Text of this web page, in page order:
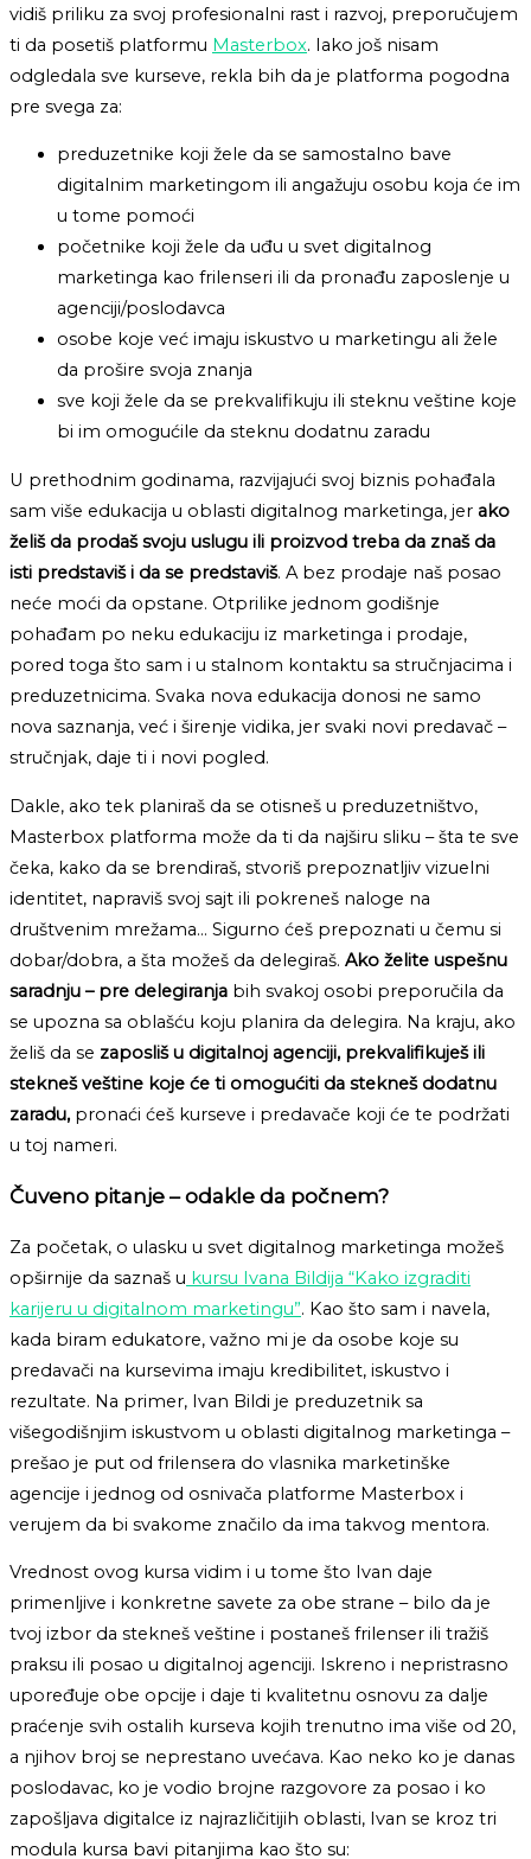
vidiš priliku za svoj profesionalni rast i razvoj, preporučujem
ti da posetiš platformu Masterbox. Iako još nisam
odgledala sve kurseve, rekla bih da je platforma pogodna
pre svega za:
preduzetnike koji žele da se samostalno bave
digitalnim marketingom ili angažuju osobu koja će im
u tome pomoći
početnike koji žele da uđu u svet digitalnog
marketinga kao frilenseri ili da pronađu zaposlenje u
agenciji/poslodavca
osobe koje već imaju iskustvo u marketingu ali žele
da prošire svoja znanja
sve koji žele da se prekvalifikuju ili steknu veštine koje
bi im omogućile da steknu dodatnu zaradu
U prethodnim godinama, razvijajući svoj biznis pohađala
sam više edukacija u oblasti digitalnog marketinga, jer ako
želiš da prodaš svoju uslugu ili proizvod treba da znaš da
isti predstaviš i da se predstaviš. A bez prodaje naš posao
neće moći da opstane. Otprilike jednom godišnje
pohađam po neku edukaciju iz marketinga i prodaje,
pored toga što sam i u stalnom kontaktu sa stručnjacima i
preduzetnicima. Svaka nova edukacija donosi ne samo
nova saznanja, već i širenje vidika, jer svaki novi predavač –
stručnjak, daje ti i novi pogled.
Dakle, ako tek planiraš da se otisneš u preduzetništvo,
Masterbox platforma može da ti da najširu sliku – šta te sve
čeka, kako da se brendiraš, stvoriš prepoznatljiv vizuelni
identitet, napraviš svoj sajt ili pokreneš naloge na
društvenim mrežama… Sigurno ćeš prepoznati u čemu si
dobar/dobra, a šta možeš da delegiraš. Ako želite uspešnu
saradnju – pre delegiranja bih svakoj osobi preporučila da
se upozna sa oblašću koju planira da delegira. Na kraju, ako
želiš da se zaposliš u digitalnoj agenciji, prekvalifikuješ ili
stekneš veštine koje će ti omogućiti da stekneš dodatnu
zaradu, pronaći ćeš kurseve i predavače koji će te podržati
u toj nameri.
Čuveno pitanje – odakle da počnem?
Za početak, o ulasku u svet digitalnog marketinga možeš
opširnije da saznaš u kursu Ivana Bildija “Kako izgraditi
karijeru u digitalnom marketingu”. Kao što sam i navela,
kada biram edukatore, važno mi je da osobe koje su
predavači na kursevima imaju kredibilitet, iskustvo i
rezultate. Na primer, Ivan Bildi je preduzetnik sa
višegodišnjim iskustvom u oblasti digitalnog marketinga –
prešao je put od frilensera do vlasnika marketinške
agencije i jednog od osnivača platforme Masterbox i
verujem da bi svakome značilo da ima takvog mentora.
Vrednost ovog kursa vidim i u tome što Ivan daje
primenljive i konkretne savete za obe strane – bilo da je
tvoj izbor da stekneš veštine i postaneš frilenser ili tražiš
praksu ili posao u digitalnoj agenciji. Iskreno i nepristrasno
upoređuje obe opcije i daje ti kvalitetnu osnovu za dalje
praćenje svih ostalih kurseva kojih trenutno ima više od 20,
a njihov broj se neprestano uvećava. Kao neko ko je danas
poslodavac, ko je vodio brojne razgovore za posao i ko
zapošljava digitalce iz najrazličitijih oblasti, Ivan se kroz tri
modula kursa bavi pitanjima kao što su: